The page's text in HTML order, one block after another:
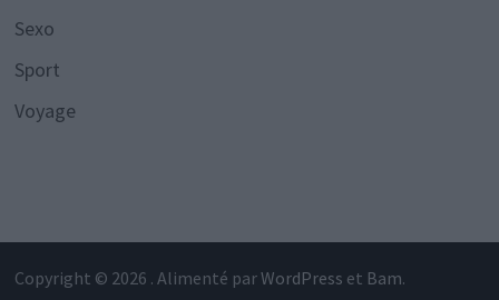
Sexo
Sport
Voyage
Copyright © 2026 . Alimenté parWordPress et Bam.